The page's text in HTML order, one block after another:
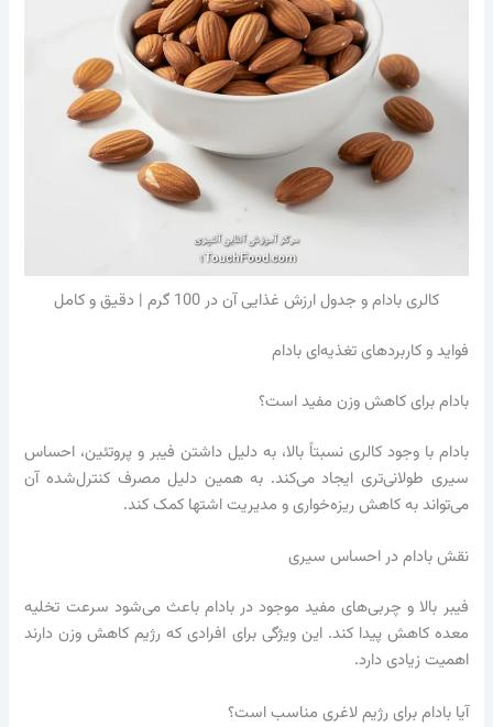
کالری بادام و جدول ارزش غذایی آن در 100 گرم | دقیق و کامل
فواید و کاربردهای تغذیه‌ای بادام
بادام برای کاهش وزن مفید است؟
بادام با وجود کالری نسبتاً بالا، به دلیل داشتن فیبر و پروتئین، احساس
سیری طولانی‌تری ایجاد می‌کند. به همین دلیل مصرف کنترل‌شده آن
می‌تواند به کاهش ریزه‌خواری و مدیریت اشتها کمک کند.
نقش بادام در احساس سیری
فیبر بالا و چربی‌های مفید موجود در بادام باعث می‌شود سرعت تخلیه
معده کاهش پیدا کند. این ویژگی برای افرادی که رژیم کاهش وزن دارند
اهمیت زیادی دارد.
آیا بادام برای رژیم لاغری مناسب است؟